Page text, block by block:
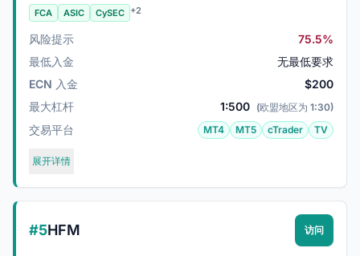
FCA ASIC CySEC +2
风险提示
75.5%
最低入金
无最低要求
ECN 入金
$200
最大杠杆
1:500 (欧盟地区为 1:30)
交易平台 MT4 MT5 cTrader TV
展开详情
#5HFM 访问